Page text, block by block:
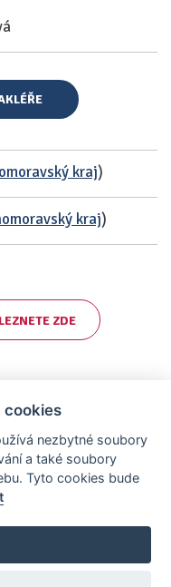
kraj)
kraj)
ZDE
SIGN
AllCzech Promotion, s.r.o.,
cookies
nezbytné soubory
a také soubory
Tyto cookies bude